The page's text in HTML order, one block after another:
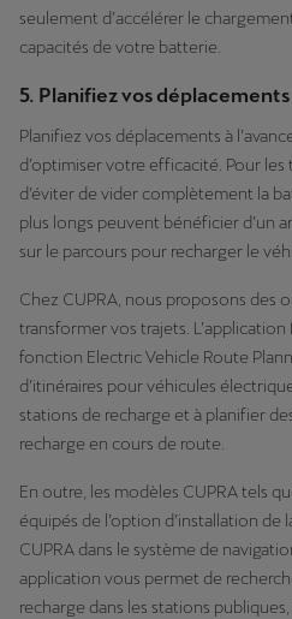
seulement d’accélérer le
capacités de votre batterie.
5. Planifiez vos déplacements
Planifiez vos déplacements à
d’optimiser votre efficacité. Pour
d’éviter de vider complètement la
plus longs peuvent bénéficier d’un
sur le parcours pour recharger le
Chez CUPRA, nous proposons des
transformer vos trajets.
fonction Electric Vehicle Route
d’itinéraires pour véhicules
stations de recharge et à planifier
recharge en cours de route.
En outre, les modèles CUPRA tels
équipés de l’option d’installation de
CUPRA dans le système de
application vous permet de
recharge dans les stations